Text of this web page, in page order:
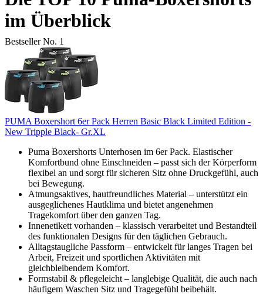
im Überblick
Bestseller No. 1
PUMA Boxershort 6er Pack Herren Basic Black Limited Edition -
New Tripple Black- Gr.XL
Puma Boxershorts Unterhosen im 6er Pack. Elastischer
Komfortbund ohne Einschneiden – passt sich der Körperform
flexibel an und sorgt für sicheren Sitz ohne Druckgefühl, auch
bei Bewegung.
Atmungsaktives, hautfreundliches Material – unterstützt ein
ausgeglichenes Hautklima und bietet angenehmen
Tragekomfort über den ganzen Tag.
Innenetikett vorhanden – klassisch verarbeitet und Bestandteil
des funktionalen Designs für den täglichen Gebrauch.
Alltagstaugliche Passform – entwickelt für langes Tragen bei
Arbeit, Freizeit und sportlichen Aktivitäten mit
gleichbleibendem Komfort.
Formstabil & pflegeleicht – langlebige Qualität, die auch nach
häufigem Waschen Sitz und Tragegefühl beibehält.